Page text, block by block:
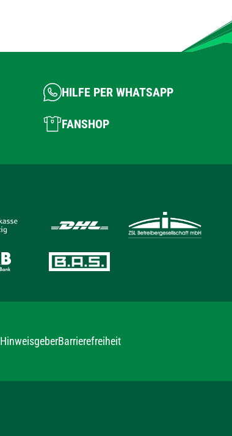
HILFE PER WHATSAPP
FANSHOP
HinweisgeberBarrierefreiheit